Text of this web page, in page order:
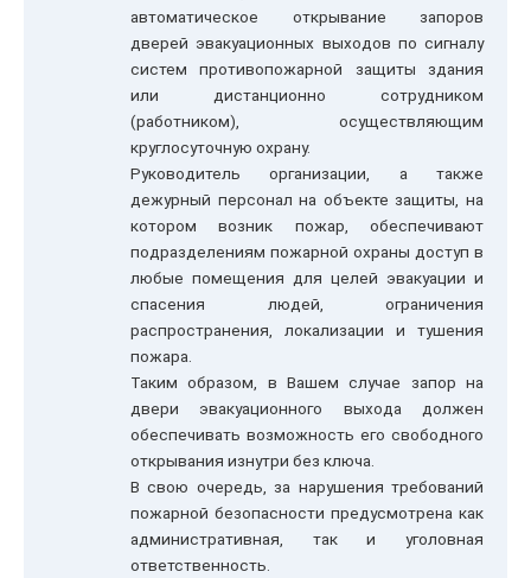
автоматическое открывание запоров
дверей эвакуационных выходов по сигналу
систем противопожарной защиты здания
или дистанционно сотрудником
(работником), осуществляющим
круглосуточную охрану.
Руководитель организации, а также
дежурный персонал на объекте защиты, на
котором возник пожар, обеспечивают
подразделениям пожарной охраны доступ в
любые помещения для целей эвакуации и
спасения людей, ограничения
распространения, локализации и тушения
пожара.
Таким образом, в Вашем случае запор на
двери эвакуационного выхода должен
обеспечивать возможность его свободного
открывания изнутри без ключа.
В свою очередь, за нарушения требований
пожарной безопасности предусмотрена как
административная, так и уголовная
ответственность.